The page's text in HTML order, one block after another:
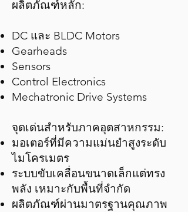
ผลิตภัณฑ์หลัก:
DC และ BLDC Motors
Gearheads
Sensors
Control Electronics
Mechatronic Drive Systems
จุดเด่นสำหรับภาคอุตสาหกรรม:
มอเตอร์ที่มีความแม่นยำสูงระดับ
ไมโครเมตร
ระบบขับเคลื่อนขนาดเล็กแต่ทรง
พลัง เหมาะกับพื้นที่จำกัด
ผลิตภัณฑ์ผ่านมาตรฐานคุณภาพ